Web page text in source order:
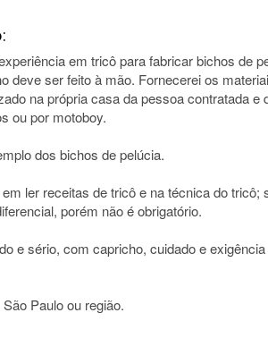
em tricô para fabricar bichos de
deve ser feito à mão. Fornecerei os
na própria casa da pessoa contratada e
ou por motoboy.
dos bichos de pelúcia.
ler receitas de tricô e na técnica do tricô;
porém não é obrigatório.
e sério, com capricho, cuidado e
Paulo ou região.